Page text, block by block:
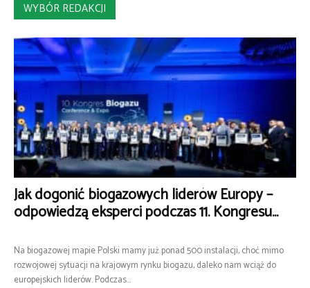
WYBÓR REDAKCJI
Jak dogonić biogazowych liderów Europy –
odpowiedzą eksperci podczas 11. Kongresu...
Na biogazowej mapie Polski mamy już ponad 500 instalacji, choć mimo
rozwojowej sytuacji na krajowym rynku biogazu, daleko nam wciąż do
europejskich liderów. Podczas...